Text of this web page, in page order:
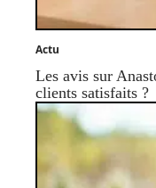
Actu
Les avis sur
clients satisfaits ?